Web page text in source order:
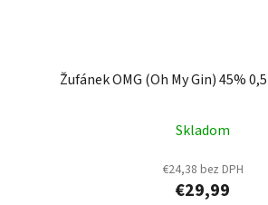
Žufánek OMG (Oh My Gin) 45%
Skladom
€24,38 bez DPH
€29,99